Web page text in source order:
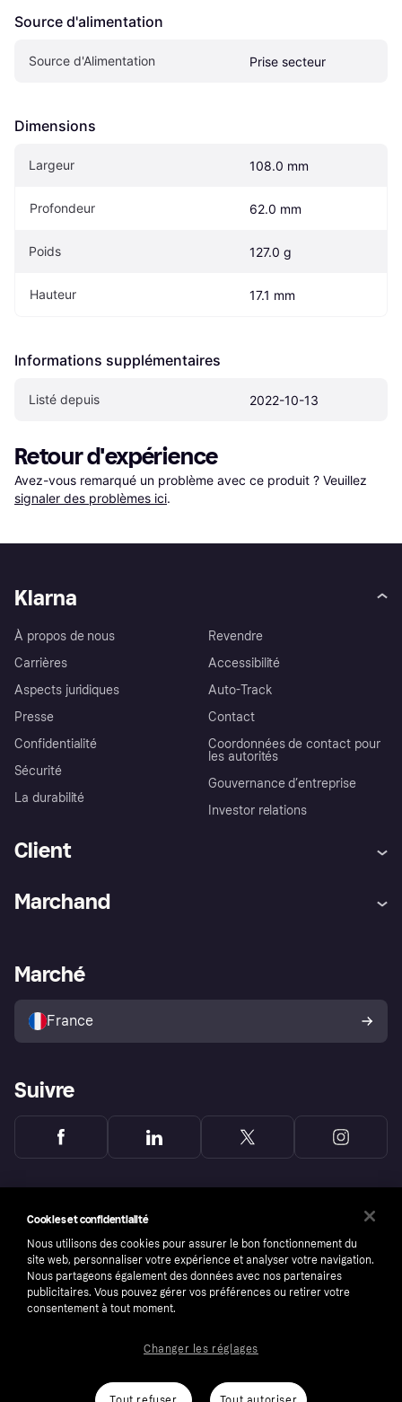
Source d'alimentation
Source d'Alimentation Prise secteur
Dimensions
Largeur 108.0 mm
Profondeur 62.0 mm
Poids 127.0 g
Hauteur 17.1 mm
Informations supplémentaires
Listé depuis 2022-10-13
Retour d'expérience
Avez-vous remarqué un problème avec ce produit ? Veuillez
signaler des problèmes ici.
Klarna
À propos de nous
Carrières
Aspects juridiques
Presse
Confidentialité
Sécurité
La durabilité
Revendre
Accessibilité
Auto-Track
Contact
Coordonnées de contact pour
les autorités
Gouvernance d’entreprise
Investor relations
Client
Explorez les magasins
Politique de protection de
l’acheteur Klarna
Marchand
Portail Marchand
Marché
France
Suivre
number: 556737-0431
Cookies et confidentialité
Nous utilisons des cookies pour assurer le bon fonctionnement du
site web, personnaliser votre expérience et analyser votre navigation.
Nous partageons également des données avec nos partenaires
publicitaires. Vous pouvez gérer vos préférences ou retirer votre
consentement à tout moment.
Changer les réglages